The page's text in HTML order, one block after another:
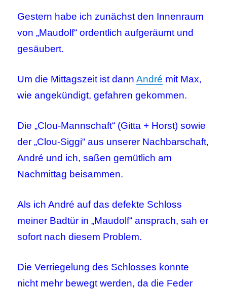
Gestern habe ich zunächst den Innenraum
von „Maudolf“ ordentlich aufgeräumt und
gesäubert.
Um die Mittagszeit ist dannAndré mit Max,
wie angekündigt, gefahren gekommen.
Die „Clou-Mannschaft“ (Gitta + Horst) sowie
der „Clou-Siggi“ aus unserer Nachbarschaft,
André und ich, saßen gemütlich am
Nachmittag beisammen.
Als ich André auf das defekte Schloss
meiner Badtür in „Maudolf“ ansprach, sah er
sofort nach diesem Problem.
Die Verriegelung des Schlosses konnte
nicht mehr bewegt werden, da die Feder